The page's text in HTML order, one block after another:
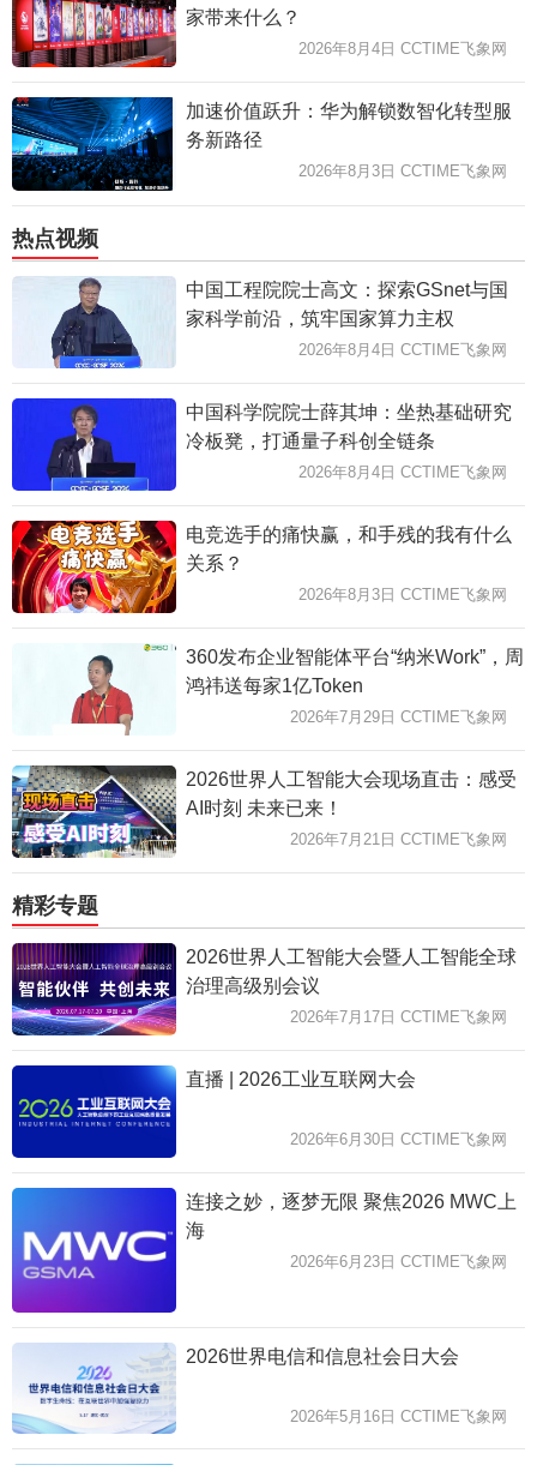
家带来什么？
2026年8月4日 CCTIME飞象网
加速价值跃升：华为解锁数智化转型服
务新路径
2026年8月3日 CCTIME飞象网
热点视频
中国工程院院士高文：探索GSnet与国
家科学前沿，筑牢国家算力主权
2026年8月4日 CCTIME飞象网
中国科学院院士薛其坤：坐热基础研究
冷板凳，打通量子科创全链条
2026年8月4日 CCTIME飞象网
电竞选手的痛快赢，和手残的我有什么
关系？
2026年8月3日 CCTIME飞象网
360发布企业智能体平台“纳米Work”，周
鸿祎送每家1亿Token
2026年7月29日 CCTIME飞象网
2026世界人工智能大会现场直击：感受
AI时刻 未来已来！
2026年7月21日 CCTIME飞象网
精彩专题
2026世界人工智能大会暨人工智能全球
治理高级别会议
2026年7月17日 CCTIME飞象网
直播 | 2026工业互联网大会
2026年6月30日 CCTIME飞象网
连接之妙，逐梦无限 聚焦2026 MWC上
海
2026年6月23日 CCTIME飞象网
2026世界电信和信息社会日大会
2026年5月16日 CCTIME飞象网